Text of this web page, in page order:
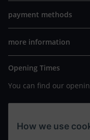
payment methods
more information
Opening Times
You can find our
https://
your personal site
How we use